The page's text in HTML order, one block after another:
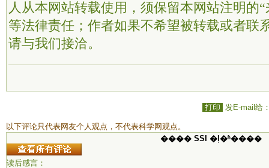
人从本网站转载使用，须保留本网站注明的
等法律责任；作者如果不希望被转载或者联
请与我们接洽。
打印 发E-mail给
以下评论只代表网友个人观点，不代表科学网观点。
���� SSI �ļ�ʱ����
读后感言：